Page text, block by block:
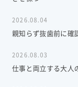
2026.08.04
親知らず抜歯前に確
2026.08.03
仕事と両立する大人